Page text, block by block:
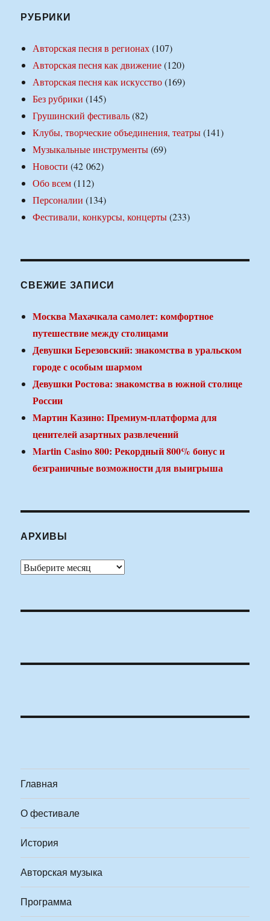
РУБРИКИ
Авторская песня в регионах(107)
Авторская песня как движение(120)
Авторская песня как искусство(169)
Без рубрики (145)
Грушинский фестиваль(82)
Клубы, творческие объединения, театры(141)
Музыкальные инструменты(69)
Новости (42 062)
Обо всем(112)
Персоналии (134)
Фестивали, конкурсы, концерты(233)
СВЕЖИЕ ЗАПИСИ
Москва Махачкала самолет: комфортное
путешествие между столицами
Девушки Березовский: знакомства в уральском
городе с особым шармом
Девушки Ростова: знакомства в южной столице
России
Мартин Казино: Премиум-платформа для
ценителей азартных развлечений
Martin Casino 800: Рекордный 800% бонус и
безграничные возможности для выигрыша
АРХИВЫ
Архивы
Главная
О фестивале
История
Авторская музыка
Программа